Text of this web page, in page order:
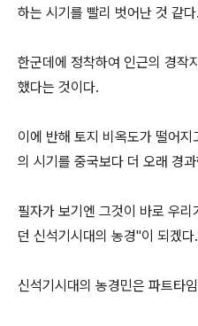
하는 시기를 빨리 벗어난 것 같다.
한군데에 정착하여 인근의 경작
했다는 것이다.
이에 반해 토지 비옥도가 떨어
의 시기를 중국보다 더 오래 경
필자가 보기엔 그것이 바로 우
던 신석기시대의 농경"이 되겠다.
신석기시대의 농경민은 파트타